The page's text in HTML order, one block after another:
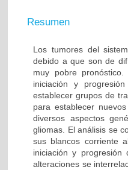
Resumen
Los tumores del
debido a que son de
muy pobre
iniciación y
establecer grupos de
para establecer
diversos aspectos
gliomas. El análisis se
sus blancos corriente
iniciación y
alteraciones se